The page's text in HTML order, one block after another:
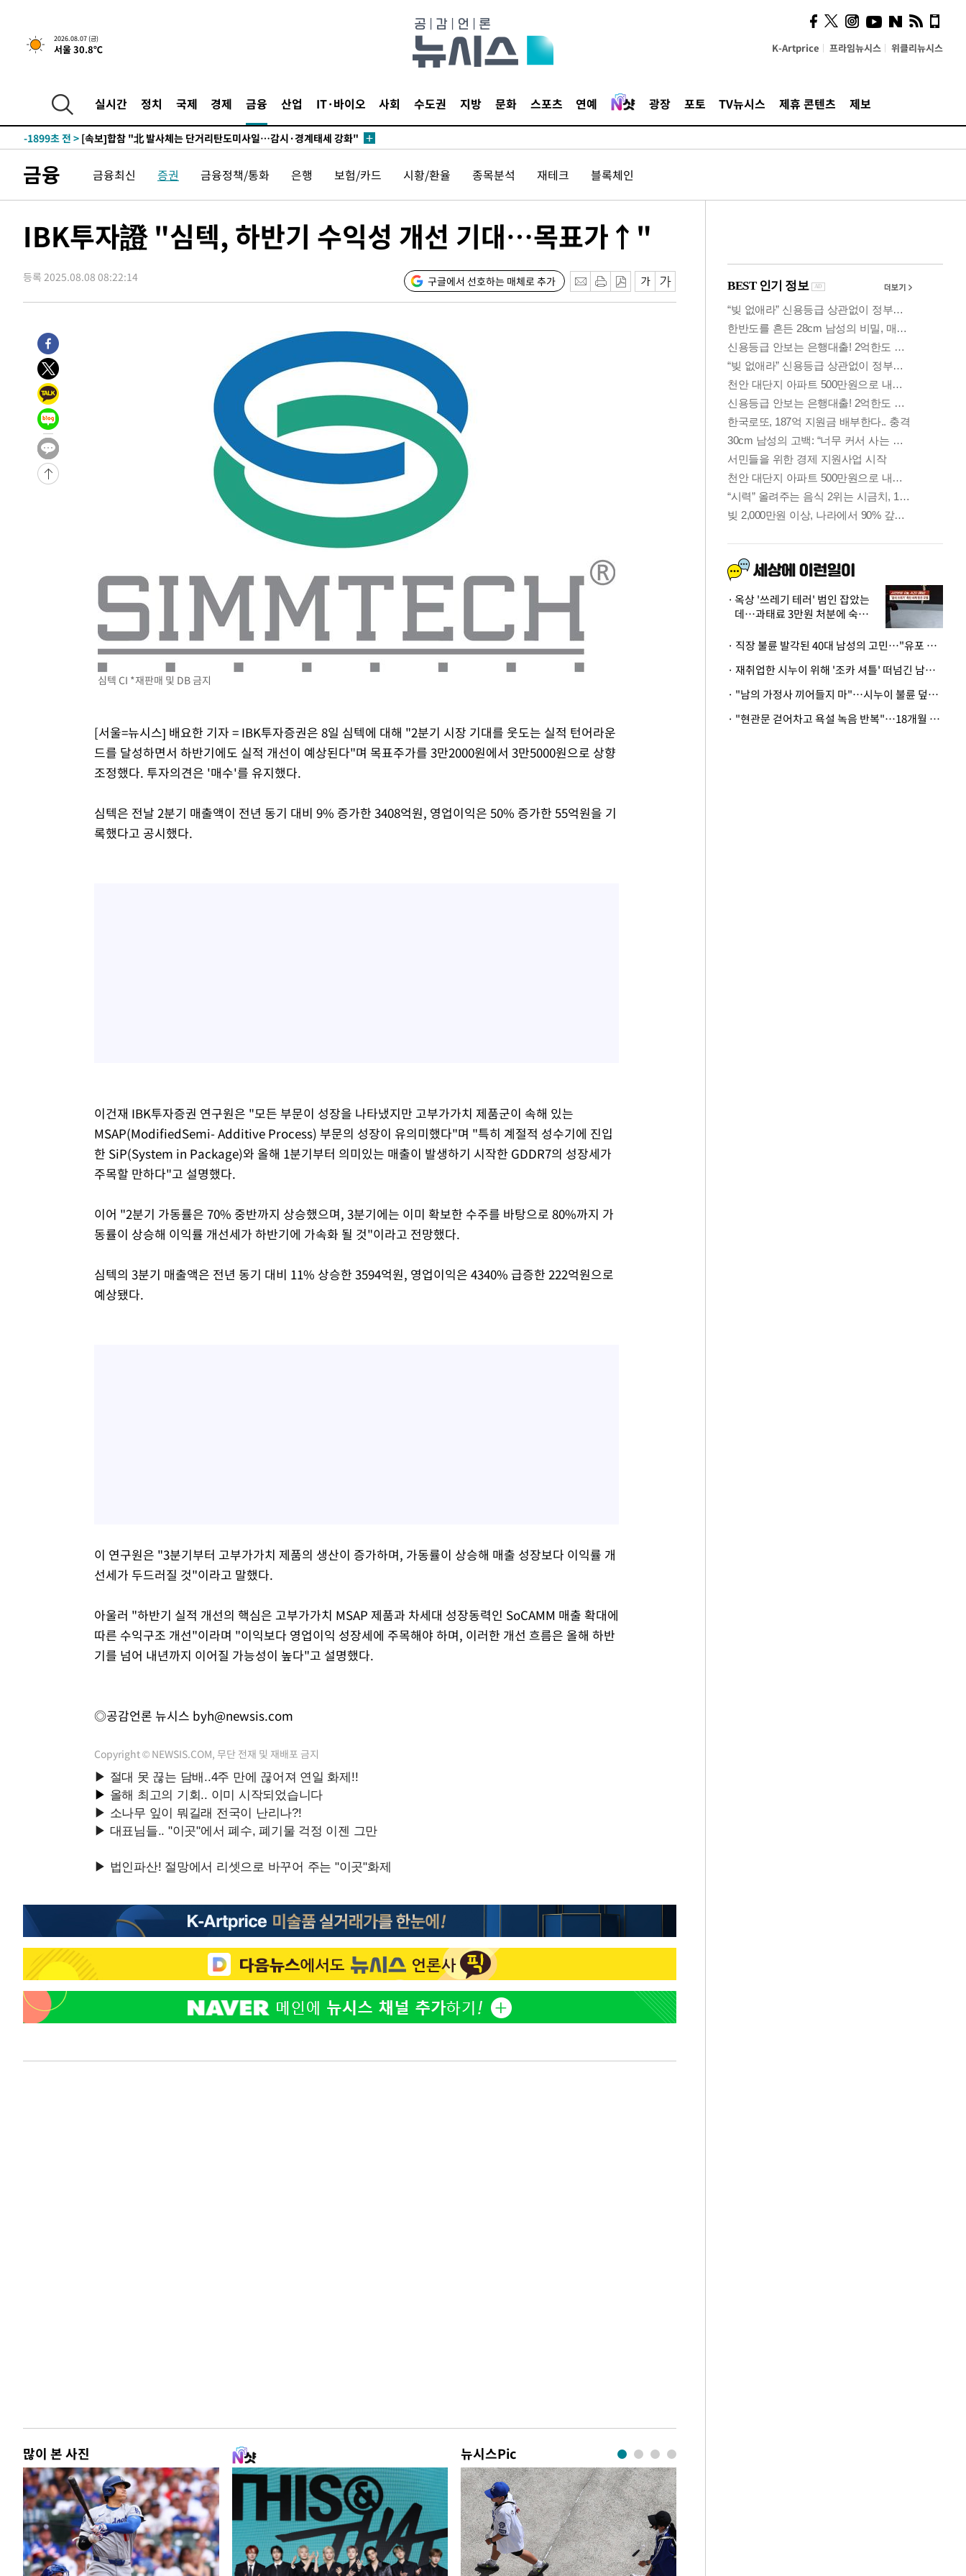
2026.08.07 (금)
서울 30.8℃ K-Artprice 프라임뉴시스 위클리뉴시스
실시간 정치 국제 경제 금융 산업 IT·바이오 사회 수도권 지방 문화 스포츠 연예 광장 포토 TV뉴시스 제휴 콘텐츠 제보
-19389초 전 >'월드컵 탈락 후폭풍' 축구협회…11시간 걸린 초유의 압수수색(종
-16303초 전 >
경찰, '홍명보는 2순위' 결론냈던 스포츠윤리센터도 압수수색
-1899초 전 >[속보]합참 "北 발사체는 단거리탄도미사일…감시·경계태세 강화"
-1647초 전 > 日방위성, 北이 동해로 쏜 발사체는 탄도미사일 가능성
-77초 전 >
8분 전 > [속보]합참 "북, 동해상으로 미상 발사체 발사"
18분 전 >'낮 최고 39도' 불볕더위…한밤 열대야도 계속[내일날씨]
19분 전 > [속보]7~9일 프로야구 3연전도 폭염 취소…11일 재개
25분 전 >"韓 외환시장 개입 관측 배경엔 美의 대한국 무역적자 있어"
30분 전 >서울 낮 37.9도, 올여름 최고치 경신…영등포 순간 '40도'
37분 전 >[속보]종합특검, 대검 추가 압수수색…내란 중요임무종사 혐의
1시간 전 >
[속보]코스피, 301.88포인트(4.58%) 내린 6296.38 마감
1시간 전 >
[속보]원·달러 환율, 0.7원 내린 1423.8원 마감
2시간 전 >
"여기 떨어졌다"…다누리, 스페이스X 로켓 달 충돌 흔적 포착
3시간 전 >
손흥민, 5경기 연속골 실패…LAFC는 승부차기 끝 과달라하라 격파
5시간 전 >
내일까지 39도 '펄펄'…기상청 "태풍 지나며 폭염 잠시 꺾인다"
-19389초 전 >
'월드컵 탈락 후폭풍' 축구협회…11시간 걸린 초유의 압수수색(종
-18825초 전 >
[속보] 뉴욕증시, 혼조 출발…나스닥 0.3%↓, 다우 0.14%↑
-17618초 전 >
축구협회, 15년 전 심판 성 접대 파문에 "현재는 내부 지침 준수"
경찰, '홍명보는 2순위' 결론냈던 스포츠윤리센터도 압수수색
[속보]합참 "北 발사체는 단거리탄도미사일…감시·경계태세 강화"
日방위성, 北이 동해로 쏜 발사체는 탄도미사일 가능성
[속보]합참 "북, 동해상으로 미상 발사체 발사"
'낮 최고 39도' 불볕더위…한밤 열대야도 계속[내일날씨]
[속보]7~9일 프로야구 3연전도 폭염 취소…11일 재개
"韓 외환시장 개입 관측 배경엔 美의 대한국 무역적자 있어"
'월드컵 탈락 후폭풍' 축구협회…초유의 압수수색에 '충격·당황'
서울 낮 37.9도, 올여름 최고치 경신…영등포 순간 '40도'
[속보]코스닥, 800p 회복…0.26% 오른 801.67 마감
[속보]코스피, 301.88포인트(4.58%) 내린 6296.38 마감
[속보]원·달러 환율, 0.7원 내린 1423.8원 마감
손흥민, 5경기 연속골 실패…LAFC는 승부차기 끝 과달라하라 격파
내일까지 39도 '펄펄'…기상청 "태풍 지나며 폭염 잠시 꺾인다"
금융 금융최신 증권 금융정책/통화 은행 보험/카드 시황/환율 종목분석 재테크 블록체인
IBK투자證 "심텍, 하반기 수익성 개선 기대…목표가↑"
등록 2025.08.08 08:22:14 구글에서 선호하는 매체로 추가
심텍 CI *재판매 및 DB 금지
[서울=뉴시스] 배요한 기자 = IBK투자증권은 8일 심텍에 대해 "2분기 시장 기대를 웃도는 실적 턴어라운
드를 달성하면서 하반기에도 실적 개선이 예상된다"며 목표주가를 3만2000원에서 3만5000원으로 상향
조정했다. 투자의견은 '매수'를 유지했다.
심텍은 전날 2분기 매출액이 전년 동기 대비 9% 증가한 3408억원, 영업이익은 50% 증가한 55억원을 기
록했다고 공시했다.
이건재 IBK투자증권 연구원은 "모든 부문이 성장을 나타냈지만 고부가가치 제품군이 속해 있는
MSAP(ModifiedSemi- Additive Process) 부문의 성장이 유의미했다"며 "특히 계절적 성수기에 진입
한 SiP(System in Package)와 올해 1분기부터 의미있는 매출이 발생하기 시작한 GDDR7의 성장세가
주목할 만하다"고 설명했다.
이어 "2분기 가동률은 70% 중반까지 상승했으며, 3분기에는 이미 확보한 수주를 바탕으로 80%까지 가
동률이 상승해 이익률 개선세가 하반기에 가속화 될 것"이라고 전망했다.
심텍의 3분기 매출액은 전년 동기 대비 11% 상승한 3594억원, 영업이익은 4340% 급증한 222억원으로
예상됐다.
이 연구원은 "3분기부터 고부가가치 제품의 생산이 증가하며, 가동률이 상승해 매출 성장보다 이익률 개
선세가 두드러질 것"이라고 말했다.
아울러 "하반기 실적 개선의 핵심은 고부가가치 MSAP 제품과 차세대 성장동력인 SoCAMM 매출 확대에
따른 수익구조 개선"이라며 "이익보다 영업이익 성장세에 주목해야 하며, 이러한 개선 흐름은 올해 하반
기를 넘어 내년까지 이어질 가능성이 높다"고 설명했다.
◎공감언론 뉴시스 byh@newsis.com
Copyright © NEWSIS.COM, 무단 전재 및 재배포 금지
많이 본 사진 뉴시스Pic
의견, 국토부·LH에 충실히
전달할 것"
옥상 '쓰레기 테러' 범인 잡았는
데…과태료 3만원 처분에 숙박업
· 직장 불륜 발각된 40대 남성의 고민…"유포 동료 명예훼손·협박죄 고소 가능할까"
· 재취업한 시누이 위해 '조카 셔틀' 떠넘긴 남편…아내 "난 못한다"
· "남의 가정사 끼어들지 마"…시누이 불륜 덮으려는 남편에 억울한 아내
· "현관문 걷어차고 욕설 녹음 반복"…18개월 아기 키우는 집 뒤흔든 '앞집의 비극'